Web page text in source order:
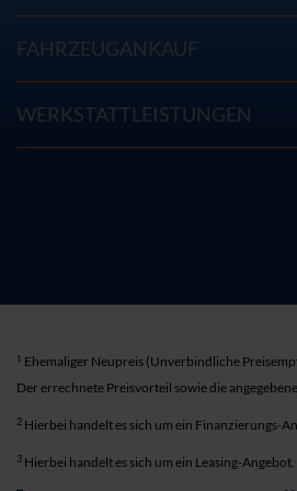
FAHRZEUGANKAUF
WERKSTATTLEISTUNGEN
1 Ehemaliger Neupreis (Unverbindliche
Der errechnete Preisvorteil sowie die
2 Hierbei handelt es sich um ein Finanzierungs-
3 Hierbei handelt es sich um ein Leasing-